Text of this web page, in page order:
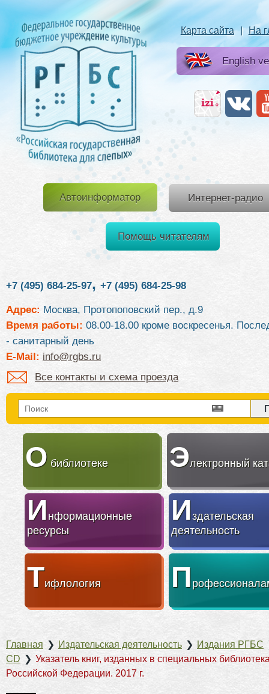
Карта сайта | На
English
Автоинформатор Интернет-радио
Помощь читателям
+7 (495) 684-25-97, +7 (495) 684-25-98
Адрес: Москва, Протопоповский пер., д.9
Время работы: 08.00-18.00 кроме воскресенья.
- санитарный день
E-Mail: info@rgbs.ru
Все контакты и схема проезда
О библиотеке Электронный
Информационные
ресурсы
Издательская
деятельность
Тифлология П
Главная ❯ Издательская деятельность ❯ Издания РГБС
CD ❯ Указатель книг, изданных в специальных
Российской Федерации. 2017 г.